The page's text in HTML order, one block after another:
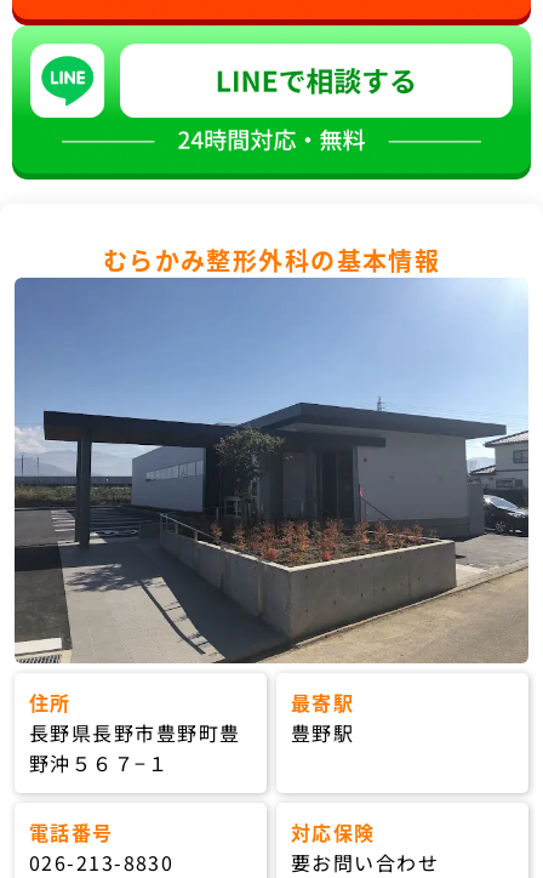
むらかみ整形外科の基本情報
住所
長野県長野市豊野町豊
野沖５６７−１
最寄駅
豊野駅
電話番号
026-213-8830
対応保険
要お問い合わせ